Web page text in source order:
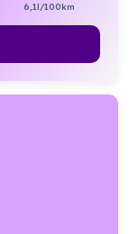
6,1l/100km